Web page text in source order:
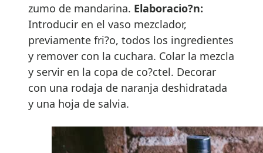
zumo de mandarina. Elaboracio?n:
Introducir en el vaso mezclador,
previamente fri?o, todos los ingredientes
y remover con la cuchara. Colar la mezcla
y servir en la copa de co?ctel. Decorar
con una rodaja de naranja deshidratada
y una hoja de salvia.